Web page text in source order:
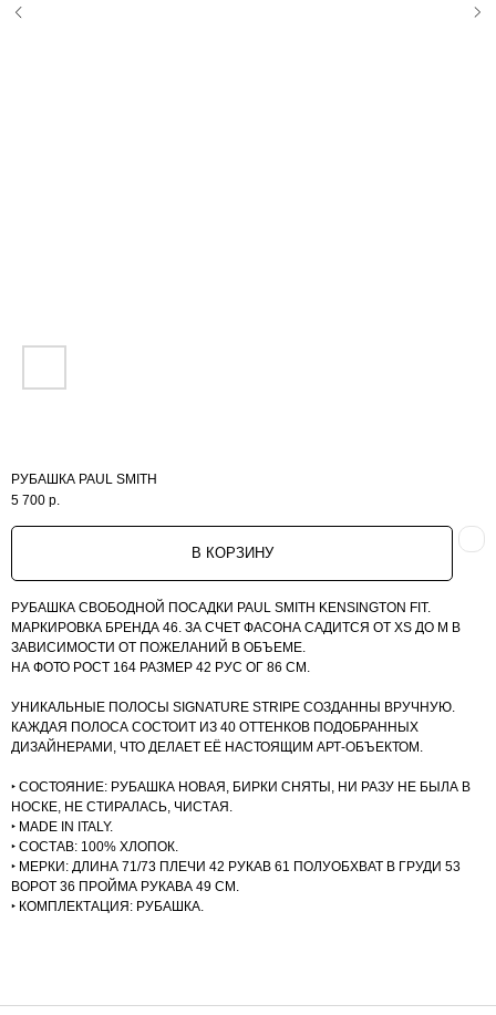
РУБАШКА PAUL SMITH
5 700 р.
В КОРЗИНУ
РУБАШКА СВОБОДНОЙ ПОСАДКИ PAUL SMITH KENSINGTON FIT.
МАРКИРОВКА БРЕНДА 46. ЗА СЧЕТ ФАСОНА САДИТСЯ ОТ XS ДО M В
ЗАВИСИМОСТИ ОТ ПОЖЕЛАНИЙ В ОБЪЕМЕ.
НА ФОТО РОСТ 164 РАЗМЕР 42 РУС ОГ 86 СМ.
УНИКАЛЬНЫЕ ПОЛОСЫ SIGNATURE STRIPE СОЗДАННЫ ВРУЧНУЮ.
КАЖДАЯ ПОЛОСА СОСТОИТ ИЗ 40 ОТТЕНКОВ ПОДОБРАННЫХ
ДИЗАЙНЕРАМИ, ЧТО ДЕЛАЕТ ЕЁ НАСТОЯЩИМ АРТ‑ОБЪЕКТОМ.
‣ СОСТОЯНИЕ: РУБАШКА НОВАЯ, БИРКИ СНЯТЫ, НИ РАЗУ НЕ БЫЛА В
НОСКЕ, НЕ СТИРАЛАСЬ, ЧИСТАЯ.
‣ MADE IN ITALY.
‣ СОСТАВ: 100% ХЛОПОК.
‣ МЕРКИ: ДЛИНА 71/73 ПЛЕЧИ 42 РУКАВ 61 ПОЛУОБХВАТ В ГРУДИ 53
ВОРОТ 36 ПРОЙМА РУКАВА 49 СМ.
‣ КОМПЛЕКТАЦИЯ: РУБАШКА.
WHATSAPP: +7 (985) 561 33 70
E-MAIL: VIP-ODEGDA@MAIL.RU
КОНТАКТЫ